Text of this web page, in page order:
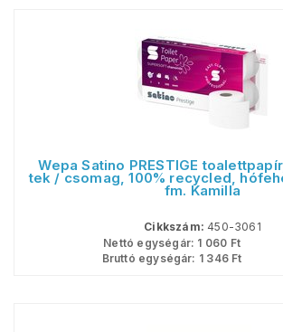
Wepa Satino PRESTIGE
tek / csomag, 100% recycled,
fm. Kamilla
Cikkszám: 450-3061
Nettó egységár: 1 060 Ft
Bruttó egységár: 1 346Ft